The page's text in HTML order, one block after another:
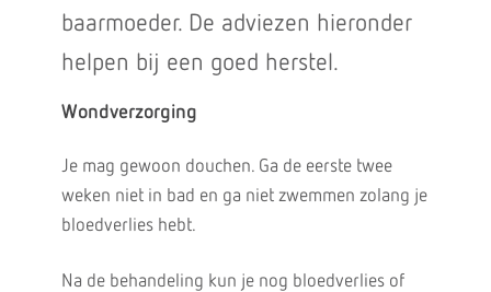
baarmoeder. De adviezen hieronder
helpen bij een goed herstel.
Wondverzorging
Je mag gewoon douchen. Ga de eerste twee
weken niet in bad en ga niet zwemmen zolang je
bloedverlies hebt.
Na de behandeling kun je nog bloedverlies of